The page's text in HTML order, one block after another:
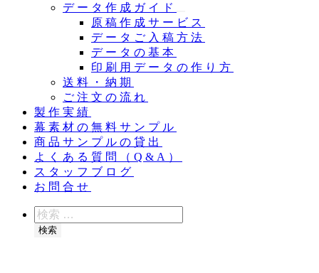
データ作成ガイド
原稿作成サービス
データご入稿方法
データの基本
印刷用データの作り方
送料・納期
ご注文の流れ
製作実績
幕素材の無料サンプル
商品サンプルの貸出
よくある質問（Q&A）
スタッフブログ
お問合せ
検
索
検索